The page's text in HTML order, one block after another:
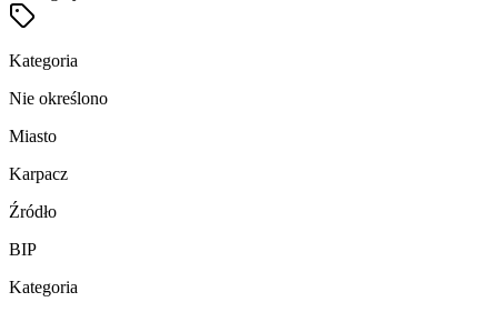
Kategoria
Nie określono
Miasto
Karpacz
Źródło
BIP
Kategoria